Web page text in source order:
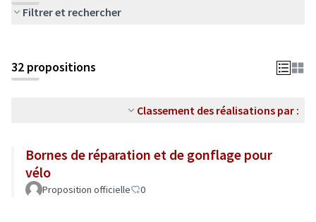
Filtrer et rechercher
+
−
32 propositions
Classement des réalisations par :
Bornes de réparation et de gonflage pour
vélo
Proposition officielle 0